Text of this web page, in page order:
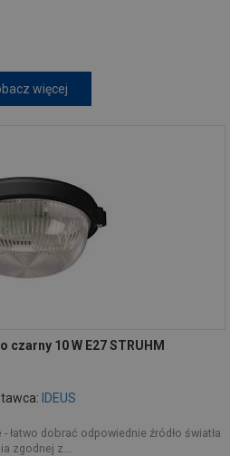
więcej
10 W E27 STRUHM
IDEUS
łatwo dobrać odpowiednie źródło światła
zgodnej z...